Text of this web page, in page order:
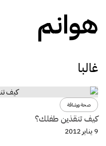
هوانم
غالبا
صحة ورشاقة
كيف تنقذين طفلك؟
9 يناير 2012